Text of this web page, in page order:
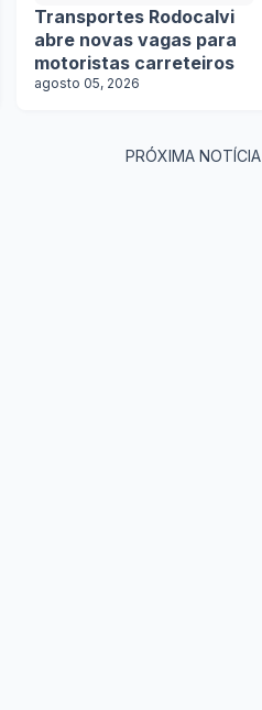
Transportes Rodocalvi
abre novas vagas para
motoristas carreteiros
agosto 05, 2026
PRÓXIMA NOTÍCIA